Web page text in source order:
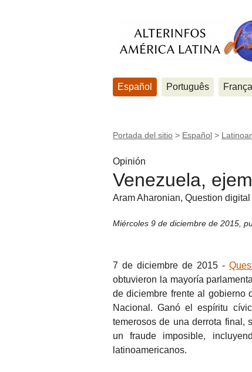
Español Português
Portada del sitio > Español >
Opinión
Venezuela,
Aram Aharonian, Question digital
Miércoles 9 de diciembre de 2015
7 de diciembre de 2015 -
obtuvieron la mayoría
de diciembre frente al gobierno
Nacional. Ganó el espíritu
temerosos de una derrota final,
un fraude imposible,
latinoamericanos.